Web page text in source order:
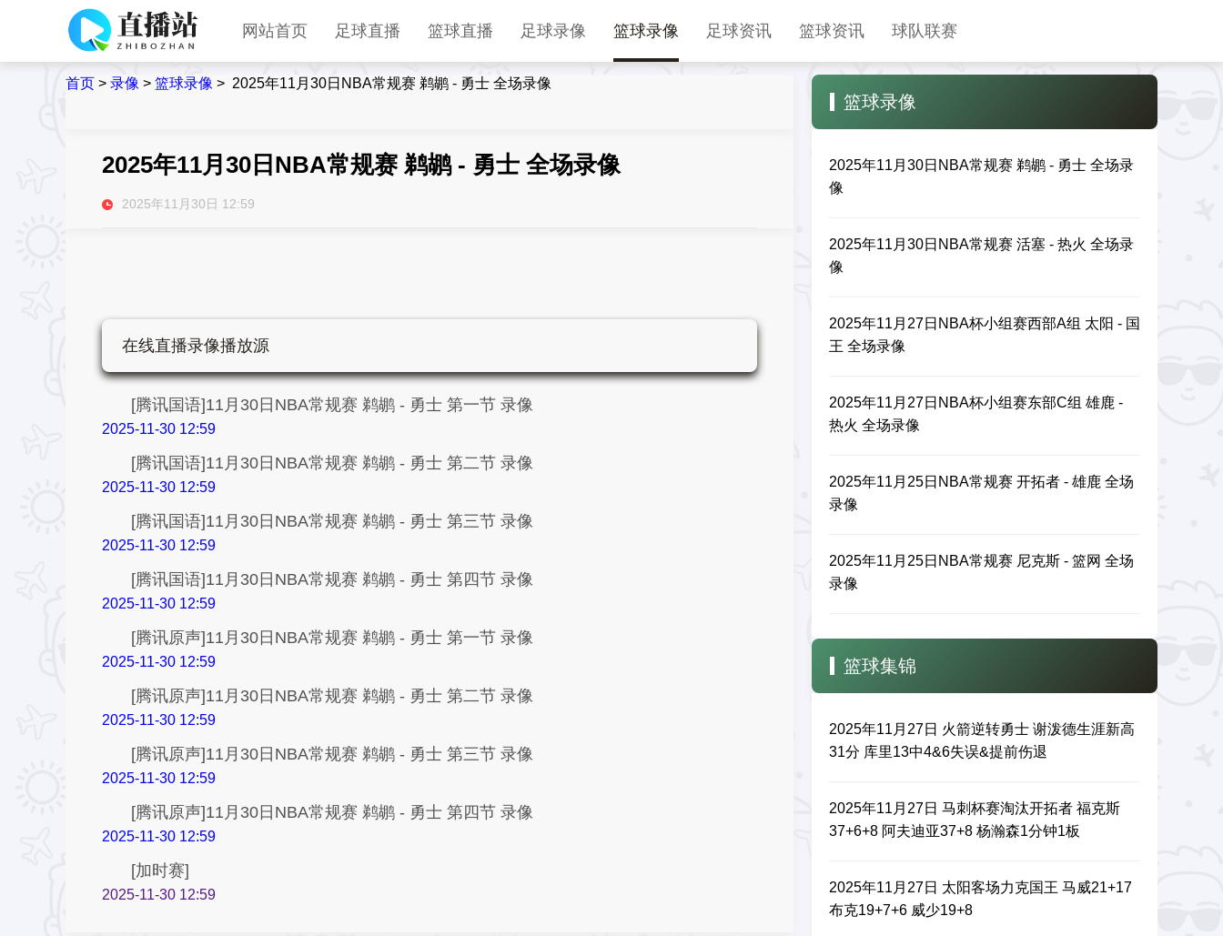
网站首页 足球直播 篮球直播 足球录像 篮球录像 足球资讯 篮球资讯 球队联赛
首页 > 录像 > 篮球录像 > 2025年11月30日NBA常规赛 鹈鹕 - 勇士 全场录像
2025年11月30日NBA常规赛 鹈鹕 - 勇士 全场录像
2025年11月30日 12:59
在线直播录像播放源
[腾讯国语]11月30日NBA常规赛 鹈鹕 - 勇士 第一节 录像
2025-11-30 12:59
[腾讯国语]11月30日NBA常规赛 鹈鹕 - 勇士 第二节 录像
2025-11-30 12:59
[腾讯国语]11月30日NBA常规赛 鹈鹕 - 勇士 第三节 录像
2025-11-30 12:59
[腾讯国语]11月30日NBA常规赛 鹈鹕 - 勇士 第四节 录像
2025-11-30 12:59
[腾讯原声]11月30日NBA常规赛 鹈鹕 - 勇士 第一节 录像
2025-11-30 12:59
[腾讯原声]11月30日NBA常规赛 鹈鹕 - 勇士 第二节 录像
2025-11-30 12:59
[腾讯原声]11月30日NBA常规赛 鹈鹕 - 勇士 第三节 录像
2025-11-30 12:59
[腾讯原声]11月30日NBA常规赛 鹈鹕 - 勇士 第四节 录像
2025-11-30 12:59
[加时赛]
2025-11-30 12:59
篮球录像
2025年11月30日NBA常规赛 鹈鹕 - 勇士 全场录
像
2025年11月30日NBA常规赛 活塞 - 热火 全场录
像
2025年11月27日NBA杯小组赛西部A组 太阳 - 国
王 全场录像
2025年11月27日NBA杯小组赛东部C组 雄鹿 -
热火 全场录像
2025年11月25日NBA常规赛 开拓者 - 雄鹿 全场
录像
2025年11月25日NBA常规赛 尼克斯 - 篮网 全场
录像
篮球集锦
2025年11月27日 火箭逆转勇士 谢泼德生涯新高
31分 库里13中4&6失误&提前伤退
2025年11月27日 马刺杯赛淘汰开拓者 福克斯
37+6+8 阿夫迪亚37+8 杨瀚森1分钟1板
2025年11月27日 太阳客场力克国王 马威21+17
布克19+7+6 威少19+8